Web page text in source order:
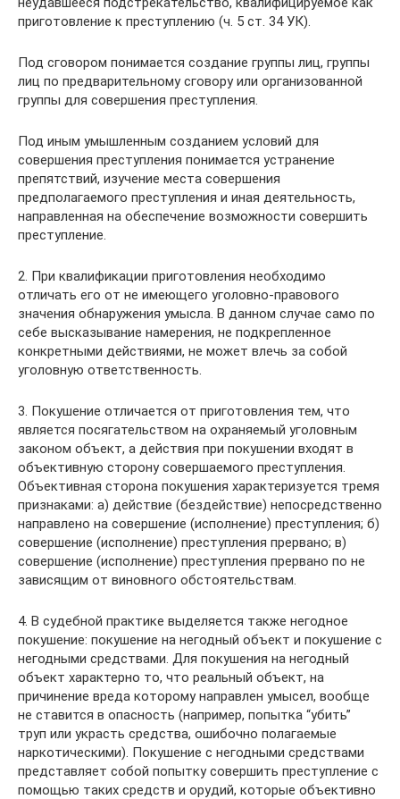
приготовление к преступлению (ч. 5 ст. 34 УК).
Под сговором понимается создание группы лиц, группы
лиц по предварительному сговору или организованной
группы для совершения преступления.
Под иным умышленным созданием условий для
совершения преступления понимается устранение
препятствий, изучение места совершения
предполагаемого преступления и иная деятельность,
направленная на обеспечение возможности совершить
преступление.
2. При квалификации приготовления необходимо
отличать его от не имеющего уголовно-правового
значения обнаружения умысла. В данном случае само по
себе высказывание намерения, не подкрепленное
конкретными действиями, не может влечь за собой
уголовную ответственность.
3. Покушение отличается от приготовления тем, что
является посягательством на охраняемый уголовным
законом объект, а действия при покушении входят в
объективную сторону совершаемого преступления.
Объективная сторона покушения характеризуется тремя
признаками: а) действие (бездействие) непосредственно
направлено на совершение (исполнение) преступления; б)
совершение (исполнение) преступления прервано; в)
совершение (исполнение) преступления прервано по не
зависящим от виновного обстоятельствам.
4. В судебной практике выделяется также негодное
покушение: покушение на негодный объект и покушение с
негодными средствами. Для покушения на негодный
объект характерно то, что реальный объект, на
причинение вреда которому направлен умысел, вообще
не ставится в опасность (например, попытка “убить”
труп или украсть средства, ошибочно полагаемые
наркотическими). Покушение с негодными средствами
представляет собой попытку совершить преступление с
помощью таких средств и орудий, которые объективно